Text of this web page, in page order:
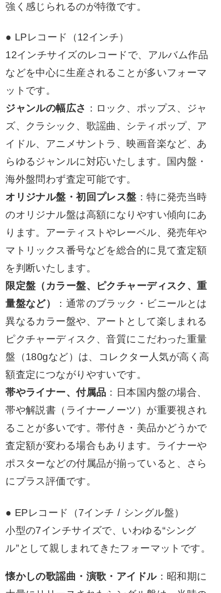
強く感じられるのが特徴です。
● LPレコード（12インチ）
12インチサイズのレコードで、アルバム作品
などを中心に生産されることが多いフォーマ
ットです。
ジャンルの幅広さ ：ロック、ポップス、ジャ
ズ、クラシック、歌謡曲、シティポップ、ア
イドル、アニメサントラ、映画音楽など、あ
らゆるジャンルに対応いたします。国内盤・
海外盤問わず査定可能です。
オリジナル盤・初回プレス盤 ：特に発売当時
のオリジナル盤は高額になりやすい傾向にあ
ります。アーティストやレーベル、発売年や
マトリックス番号などを総合的に見て査定額
を判断いたします。
限定盤（カラー盤、ピクチャーディスク、重
量盤など）
：通常のブラック・ビニールとは
異なるカラー盤や、アートとして楽しまれる
ピクチャーディスク、音質にこだわった重量
盤（180gなど）は、コレクター人気が高く高
額査定につながりやすいです。
帯やライナー、付属品 ：日本国内盤の場合、
帯や解説書（ライナーノーツ）が重要視され
ることが多いです。帯付き・美品かどうかで
査定額が変わる場合もあります。ライナーや
ポスターなどの付属品が揃っていると、さら
にプラス評価です。
● EPレコード（7インチ / シングル盤）
小型の7インチサイズで、いわゆる“シング
ル”として親しまれてきたフォーマットです。
懐かしの歌謡曲・演歌・アイドル：昭和期に